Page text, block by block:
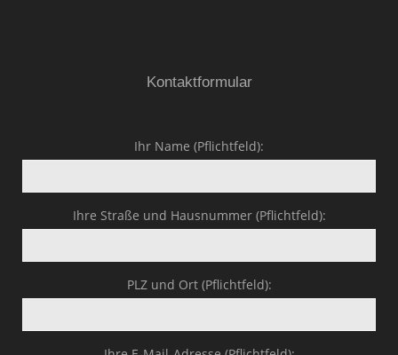
Kontaktformular
Ihr Name (Pflichtfeld):
Ihre Straße und Hausnummer (Pflichtfeld):
PLZ und Ort (Pflichtfeld):